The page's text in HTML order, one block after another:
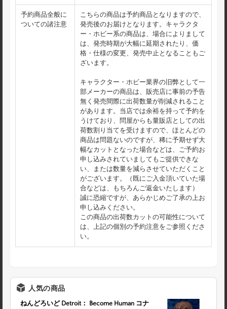
予約商品全般に
ついての諸注意
こちらの商品は予約商品となりますので、
発売後のお届けとなります。キャラクタ
ー・ホビー系の商品は、場合によりまして
は、発売時期が大幅に延期されたり、価
格・仕様の変更、発売中止となることもご
ざいます。
キャラクター・ホビー業界の旧弊として一
部メーカーの商品は、販売店に事前の予告
無く発売間際に出荷数量が削減されること
があります。当店では余裕を持って予約を
うけており、問屋からも量販店としての出
荷数割り当てを受けますので、ほとんどの
商品は問題ないのですが、稀に予期せず大
幅なカットとなった場合などは、ご予約お
申し込みされていましてもご提供できな
い、または数量を減らさせていただくこと
がございます。（既にご入金頂いていた場
合などは、もちろんご返金いたします）
誠に恐縮ですが、あらかじめご了承の上お
申し込みください。
この商品の出荷数カットの可能性について
は、上記の個別の予約注意をご参照くださ
い。
人気の商品
ねんどろいど Detroit： Become Human コナ